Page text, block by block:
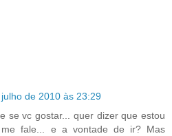
de 2010 às 23:29
se vc gostar... quer dizer que estou
fale... e a vontade de ir? Mas